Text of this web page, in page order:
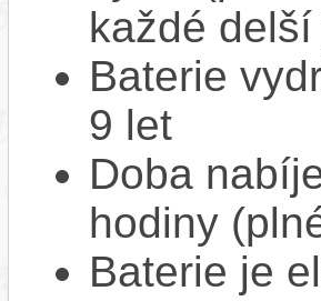
každé
Baterie
9 let
Doba
hodiny
Baterie je